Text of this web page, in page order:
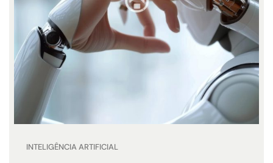
INTELIGÊNCIA ARTIFICIAL